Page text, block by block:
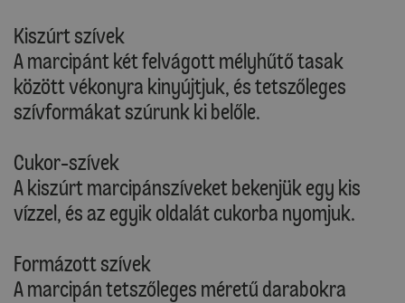
Kiszúrt szívek
A marcipánt két felvágott mélyhűtő tasak
között vékonyra kinyújtjuk, és tetszőleges
szívformákat szúrunk ki belőle.
Cukor-szívek
A kiszúrt marcipánszíveket bekenjük egy kis
vízzel, és az egyik oldalát cukorba nyomjuk.
Formázott szívek
A marcipán tetszőleges méretű darabokra